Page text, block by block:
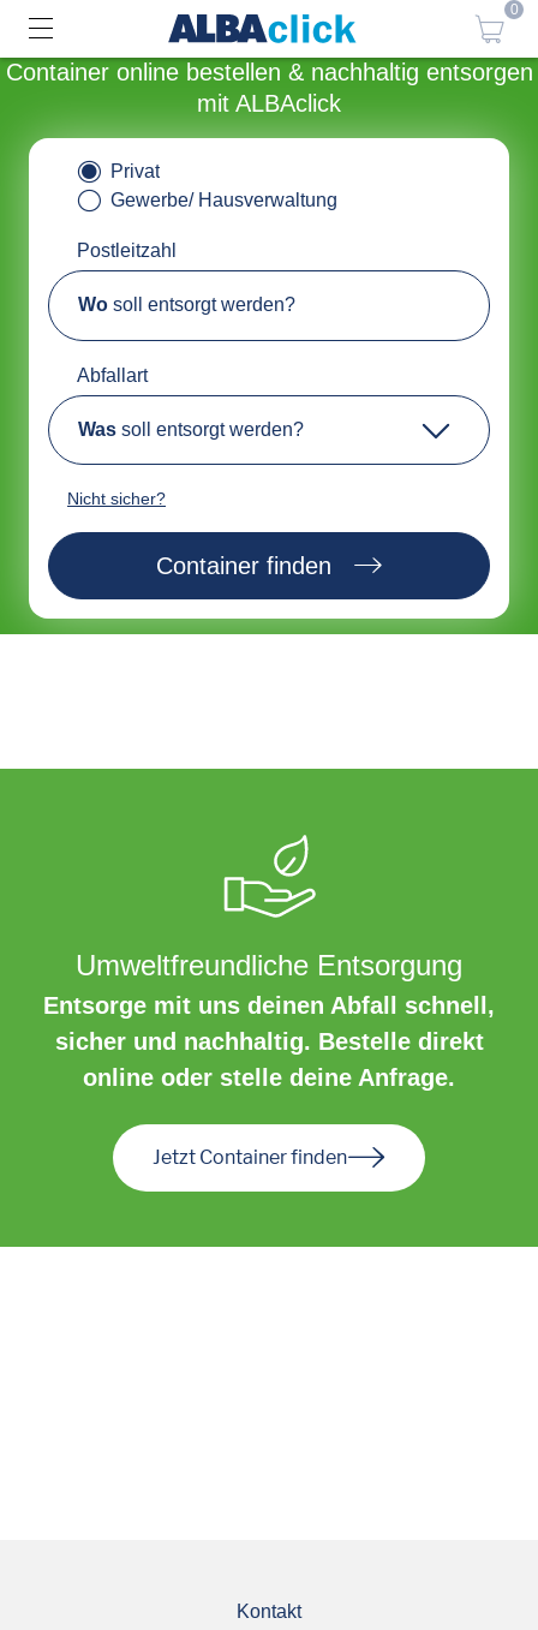
0
Container online bestellen & nachhaltig entsorgen
mit ALBAclick
Privat
Gewerbe/ Hausverwaltung
Postleitzahl
Wo soll entsorgt werden?
Abfallart
Was soll entsorgt werden?
Nicht sicher?
Container finden
Umweltfreundliche Entsorgung
Entsorge mit uns deinen Abfall schnell,
sicher und nachhaltig. Bestelle direkt
online oder stelle deine Anfrage.
Jetzt Container finden
Kontakt